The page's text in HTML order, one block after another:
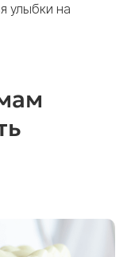
улыбки на